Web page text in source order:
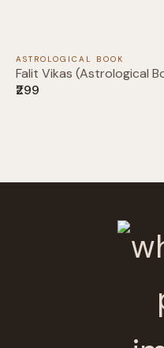
ASTROLOGICAL BOOK
Falit Vikas (Astrological
₹299
We are processing